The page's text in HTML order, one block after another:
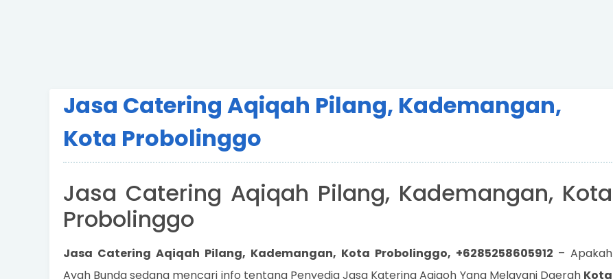
Jasa Catering Aqiqah Pilang, Kademangan,
Kota Probolinggo
Jasa Catering Aqiqah Pilang, Kademangan, Kota
Probolinggo
Jasa Catering Aqiqah Pilang, Kademangan, Kota Probolinggo, +6285258605912 – Apakah
Ayah Bunda sedang mencari info tentang Penyedia Jasa Katering Aqiqoh Yang Melayani Daerah Kota